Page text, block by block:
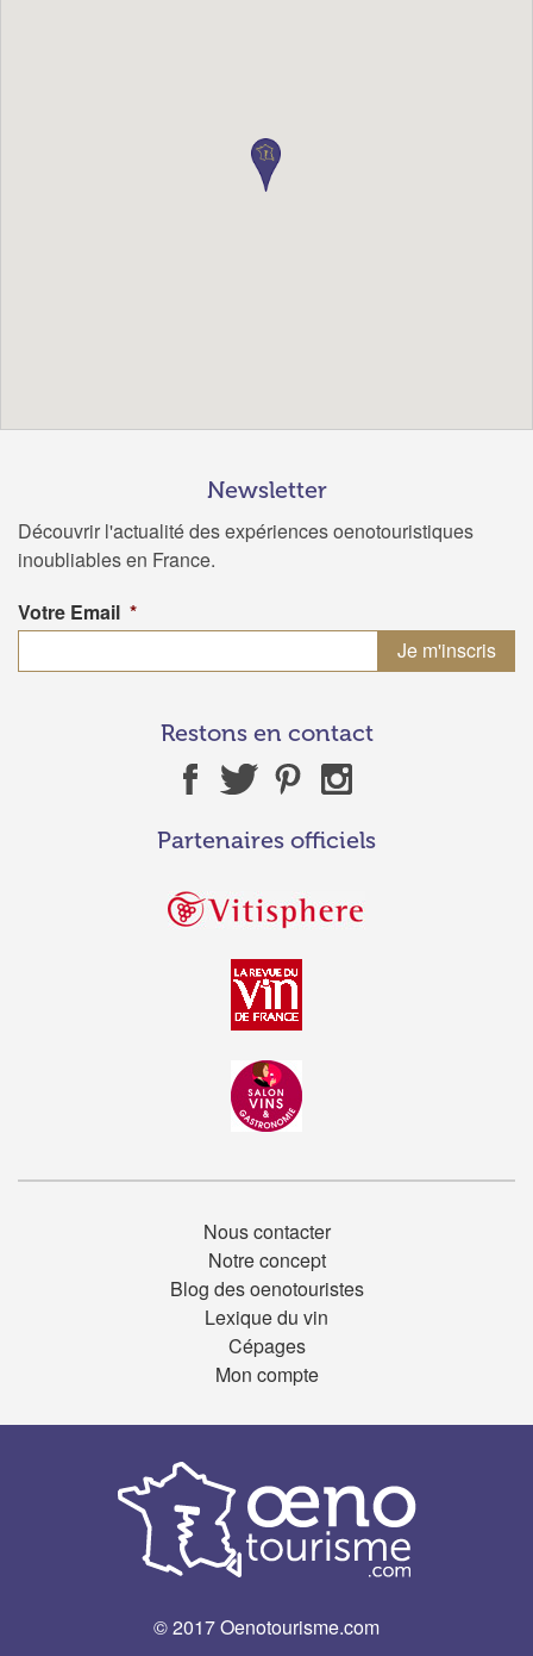
Newsletter
Découvrir l'actualité des expériences oenotouristiques
inoubliables en France.
Votre Email *
Restons en contact
Partenaires officiels
Nous contacter
Notre concept
Blog des oenotouristes
Lexique du vin
Cépages
Mon compte
© 2017 Oenotourisme.com